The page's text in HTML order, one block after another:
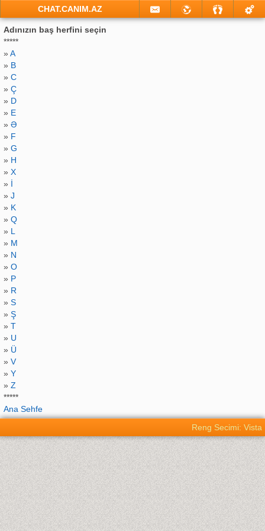
CHAT.CANIM.AZ
Adınızın baş herfini seçin
*****
»A
» B
» C
» Ç
» D
» E
» Ə
» F
» G
» H
» X
» İ
» J
» K
» Q
» L
» M
» N
» O
» P
» R
» S
» Ş
» T
» U
» Ü
» V
» Y
» Z
*****
Ana Sehfe
Reng Secimi: Vista